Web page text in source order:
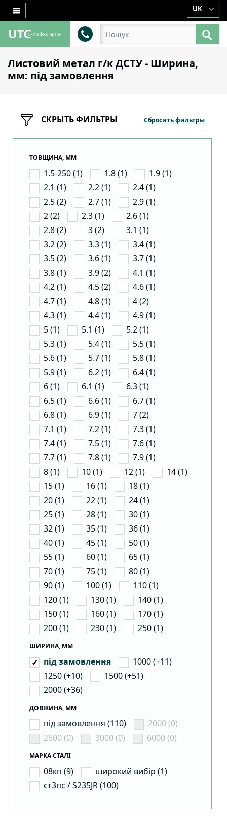
UK
Листовий метал г/к ДСТУ - Ширина,
мм: під замовлення
СКРЫТЬ ФИЛЬТРЫ Сбросить фильтры
ТОВЩИНА, ММ
1.5-250 (1) 1.8 (1)
1.9 (1)
2.1 (1)
2.2 (1)
2.4 (1)
2.5 (2)
2.7 (1)
2.9 (1)
2 (2)
2.3 (1)
2.6 (1)
2.8 (2)
3 (2)
3.1 (1)
3.2 (2)
3.3 (1)
3.4 (1)
3.5 (2)
3.6 (1)
3.7 (1)
3.8 (1)
3.9 (2)
4.1 (1)
4.2 (1)
4.5 (2)
4.6 (1)
4.7 (1)
4.8 (1)
4 (2)
4.3 (1)
4.4 (1)
4.9 (1)
5 (1)
5.1 (1)
5.2 (1)
5.3 (1)
5.4 (1)
5.5 (1)
5.6 (1)
5.7 (1)
5.8 (1)
5.9 (1)
6.2 (1)
6.4 (1)
6 (1)
6.1 (1)
6.3 (1)
6.5 (1)
6.6 (1)
6.7 (1)
6.8 (1)
6.9 (1)
7 (2)
7.1 (1)
7.2 (1)
7.3 (1)
7.4 (1)
7.5 (1)
7.6 (1)
7.7 (1)
7.8 (1)
7.9 (1)
8 (1)
10 (1) 12 (1)
14 (1)
15 (1)
16 (1)
18 (1)
20 (1)
22 (1)
24 (1)
25 (1)
28 (1)
30 (1)
32 (1)
35 (1)
36 (1)
40 (1)
45 (1)
50 (1)
55 (1)
60 (1)
65 (1)
70 (1)
75 (1)
80 (1)
90 (1)
100 (1)
110 (1)
120 (1)
130 (1)
140 (1)
150 (1)
160 (1)
170 (1)
200 (1)
230 (1) 250 (1)
ШИРИНА, ММ
під замовлення
1000 (+11)
1250 (+10)
1500 (+51)
2000 (+36)
ДОВЖИНА, ММ
під замовлення (110)
2000 (0)
2500 (0)
3000 (0) 6000 (0)
МАРКА СТАЛІ
08кп (9)
широкий вибір (1)
ст3пс / S235JR (100)